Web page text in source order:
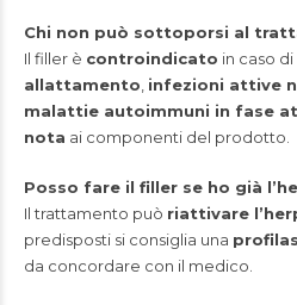
Chi non può sottoporsi al
Il filler è controindicato in caso di
allattamento infezioni attive
malattie autoimmuni in fase
nota ai componenti del prodotto.
Posso fare il filler se ho già
Il trattamento può riattivare
predisposti si consiglia una
da concordare con il medico.